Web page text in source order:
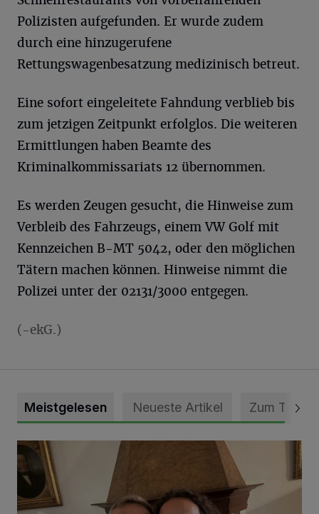
Polizisten aufgefunden. Er wurde zudem
durch eine hinzugerufene
Rettungswagenbesatzung medizinisch betreut.
Eine sofort eingeleitete Fahndung verblieb bis
zum jetzigen Zeitpunkt erfolglos. Die weiteren
Ermittlungen haben Beamte des
Kriminalkommissariats 12 übernommen.
Es werden Zeugen gesucht, die Hinweise zum
Verbleib des Fahrzeugs, einem VW Golf mit
Kennzeichen B-MT 5042, oder den möglichen
Tätern machen können. Hinweise nimmt die
Polizei unter der 02131/3000 entgegen.
(-ekG.)
Meistgelesen Neueste Artikel Zum Thema
„Loss dir nix jefalle“ in 7 Tage 1 Song